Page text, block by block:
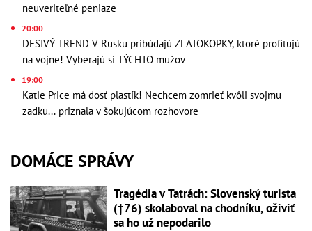
neuveriteľné peniaze
20:00
DESIVÝ TREND V Rusku pribúdajú ZLATOKOPKY, ktoré profitujú
na vojne! Vyberajú si TÝCHTO mužov
19:00
Katie Price má dosť plastík! Nechcem zomrieť kvôli svojmu
zadku... priznala v šokujúcom rozhovore
DOMÁCE SPRÁVY
Tragédia v Tatrách: Slovenský turista
(†76) skolaboval na chodníku, oživiť
sa ho už nepodarilo